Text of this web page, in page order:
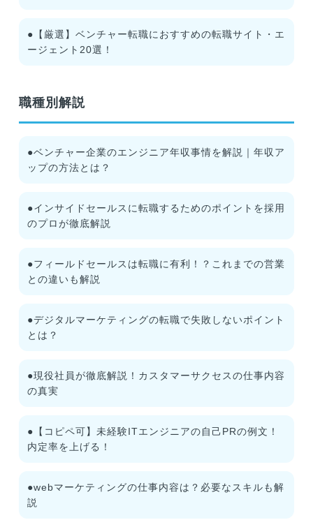
●【厳選】ベンチャー転職におすすめの転職サイト・エ
ージェント20選！
職種別解説
●ベンチャー企業のエンジニア年収事情を解説｜年収ア
ップの方法とは？
●インサイドセールスに転職するためのポイントを採用
のプロが徹底解説
●フィールドセールスは転職に有利！？これまでの営業
との違いも解説
●デジタルマーケティングの転職で失敗しないポイント
とは？
●現役社員が徹底解説！カスタマーサクセスの仕事内容
の真実
●【コピペ可】未経験ITエンジニアの自己PRの例文！
内定率を上げる！
●webマーケティングの仕事内容は？必要なスキルも解
説